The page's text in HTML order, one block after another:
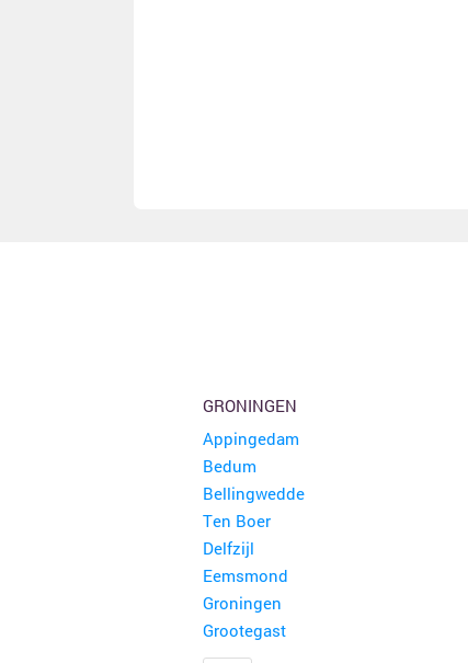
GRONINGEN
Appingedam
Bedum
Bellingwedde
Ten Boer
Delfzijl
Eemsmond
Groningen
Grootegast